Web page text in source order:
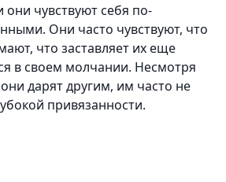
чувствуют себя по-
Они часто чувствуют, что
что заставляет их еще
в своем молчании. Несмотря
дарят другим, им часто не
привязанности.